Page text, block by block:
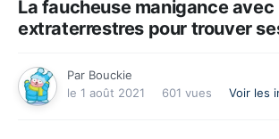
La faucheuse manigance avec
extraterrestres pour trouver
Par Bouckie
le 1 août 2021
601 vues Voir les